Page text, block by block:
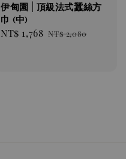
伊甸園 | 頂級法式蠶絲方
巾 (中)
Sale
NT$ 1,768 Regular
NT$ 2,080